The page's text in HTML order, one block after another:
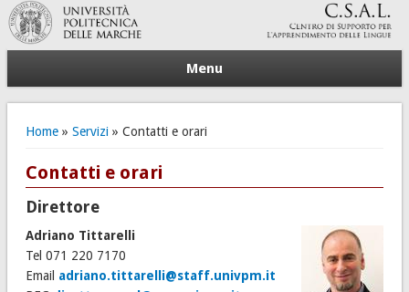
Menu
Tu sei qui
Home» Servizi» Contatti e orari
Contatti e orari
Direttore
Adriano Tittarelli
Tel 071 220 7170
Email adriano.tittarelli@staff.univpm.it